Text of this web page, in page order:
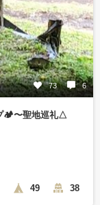
73 6
🏕〜聖地巡礼△
49 38